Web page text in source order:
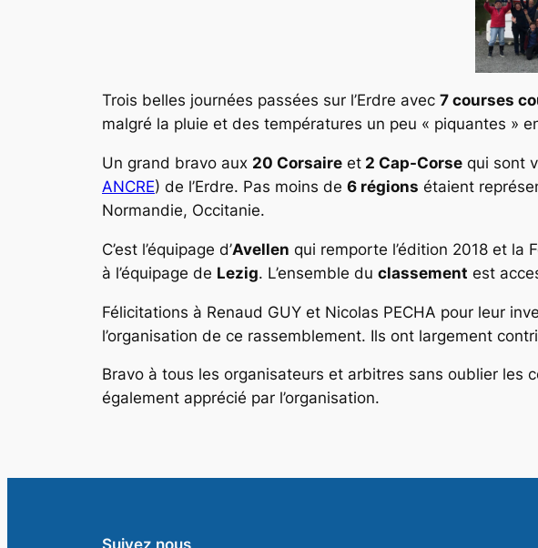
Trois belles journées passées sur l’Erdre avec 7 courses
malgré la pluie et des températures un peu « piquantes »
Un grand bravo aux 20 Corsaire et 2 Cap-Corse qui sont
ANCRE) de l’Erdre. Pas moins de 6 régions étaient
Normandie, Occitanie.
C’est l’équipage d’Avellen qui remporte l’édition 2018 et la
à l’équipage de Lezig. L’ensemble du classement est
Félicitations à Renaud GUY et Nicolas PECHA pour leur
l’organisation de ce rassemblement. Ils ont largement
Bravo à tous les organisateurs et arbitres sans oublier les
également apprécié par l’organisation.